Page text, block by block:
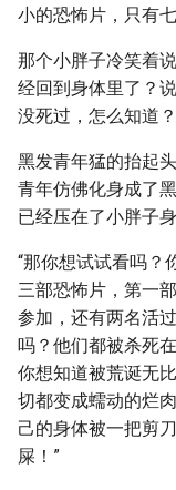
小的恐怖片，只有
那个小胖子冷笑着
经回到身体里了？
没死过，怎么知道
黑发青年猛的抬起
青年仿佛化身成了
已经压在了小胖子
“那你想试试看吗？
三部恐怖片，第一
参加，还有两名活
吗？他们都被杀死
你想知道被荒诞无
切都变成蠕动的烂
己的身体被一把剪
屎！”